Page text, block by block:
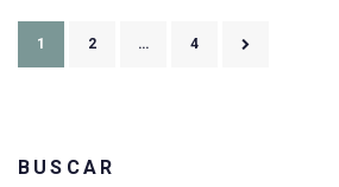
Paginação
de
1 2 … 4
BUSCAR